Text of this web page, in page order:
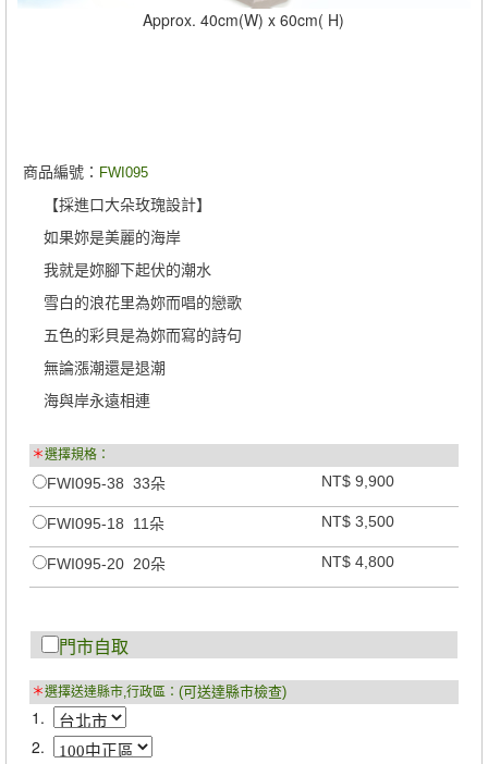
Approx. 40cm(W) x 60cm( H)
商品編號： FWI095
【採進口大朵玫瑰設計】
如果妳是美麗的海岸
我就是妳腳下起伏的潮水
雪白的浪花里為妳而唱的戀歌
五色的彩貝是為妳而寫的詩句
無論漲潮還是退潮
海與岸永遠相連
＊選擇規格：
FWI095-38 33朵 NT$ 9,900
FWI095-18 11朵 NT$ 3,500
FWI095-20 20朵 NT$ 4,800
門市自取
＊選擇送達縣市,行政區： (可送達縣市檢查)
1.
2.